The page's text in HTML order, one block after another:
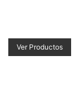
Ver Productos